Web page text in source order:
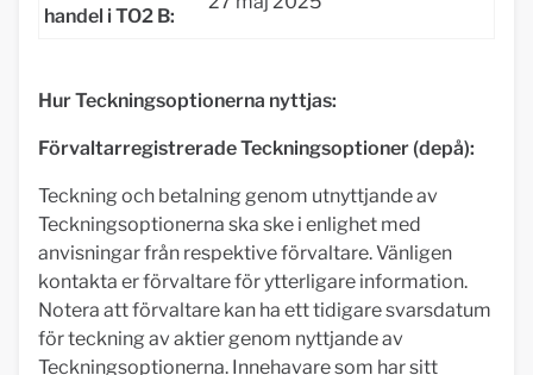
handel i TO2 B:
Hur Teckningsoptionerna nyttjas:
Förvaltarregistrerade Teckningsoptioner (depå):
Teckning och betalning genom utnyttjande av
Teckningsoptionerna ska ske i enlighet med
anvisningar från respektive förvaltare. Vänligen
kontakta er förvaltare för ytterligare information.
Notera att förvaltare kan ha ett tidigare svarsdatum
för teckning av aktier genom nyttjande av
Teckningsoptionerna. Innehavare som har sitt